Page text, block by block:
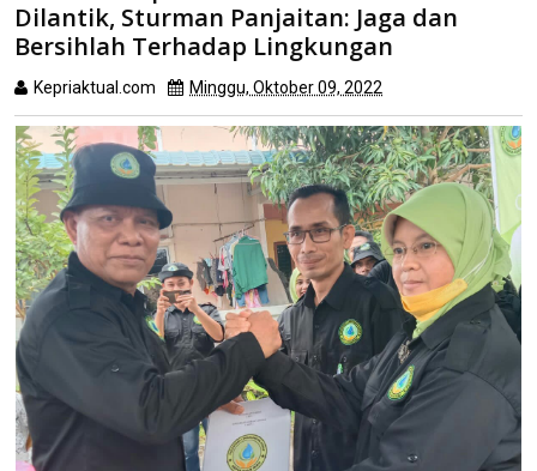
DPD PLH Kepri Masa Bakti 2022-2027 Resmi Dilantik, Sturman
Panjaitan: Jaga dan Bersihlah Terhadap Lingkungan
Dilantik, Sturman Panjaitan: Jaga dan
Bersihlah Terhadap Lingkungan
Kepriaktual.com Minggu, Oktober 09, 2022